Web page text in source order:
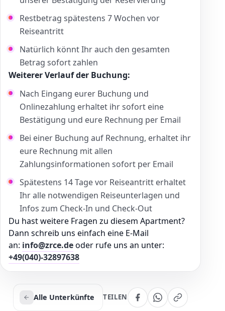
Restbetrag spätestens 7 Wochen vor
Reiseantritt
Natürlich könnt Ihr auch den gesamten
Betrag sofort zahlen
Weiterer Verlauf der Buchung:
Nach Eingang eurer Buchung und
Onlinezahlung erhaltet ihr sofort eine
Bestätigung und eure Rechnung per Email
Bei einer Buchung auf Rechnung, erhaltet ihr
eure Rechnung mit allen
Zahlungsinformationen sofort per Email
Spätestens 14 Tage vor Reiseantritt erhaltet
Ihr alle notwendigen Reiseunterlagen und
Infos zum Check-In und Check-Out
Du hast weitere Fragen zu diesem Apartment?
Dann schreib uns einfach eine E-Mail
an: info@zrce.deoder rufe uns an unter:
+49(040)-32897638
Alle Unterkünfte TEILEN